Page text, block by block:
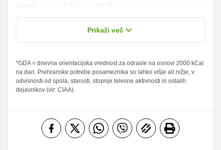
hidrati
8.27 g 38.75 g
2.5 g
3.06 % 14.35 %
od teh
nasičene
maščobne
7.52 g
3.25 g
35.25 g 10.74 % 50.36 %
1.17 g 5.5 g 4.68 %
22 %
Folna kislina
0 g
0 g
Prikaži več
*GDA = dnevna orientacijska vrednost za odrasle na osnovi 2000 kCal
na dan. Prehranske potrebe posameznika so lahko višje ali nižje, v
odvisnosti od spola, starosti, stopnje telesne aktivnosti in ostalih
dejavnikov (vir: CIAA).